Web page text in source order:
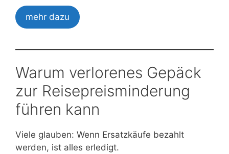
mehr dazu
Warum verlorenes Gepäck
zur Reisepreisminderung
führen kann
Viele glauben: Wenn Ersatzkäufe bezahlt
werden, ist alles erledigt.